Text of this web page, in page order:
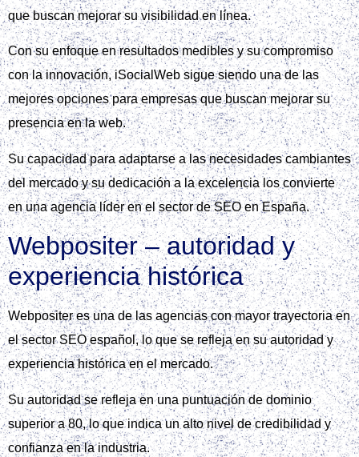
que buscan mejorar su visibilidad en línea.
Con su enfoque en resultados medibles y su compromiso
con la innovación, iSocialWeb sigue siendo una de las
mejores opciones para empresas que buscan mejorar su
presencia en la web.
Su capacidad para adaptarse a las necesidades cambiantes
del mercado y su dedicación a la excelencia los convierte
en una agencia líder en el sector de SEO en España.
Webpositer – autoridad y
experiencia histórica
Webpositer es una de las agencias con mayor trayectoria en
el sector SEO español, lo que se refleja en su autoridad y
experiencia histórica en el mercado.
Su autoridad se refleja en una puntuación de dominio
superior a 80, lo que indica un alto nivel de credibilidad y
confianza en la industria.